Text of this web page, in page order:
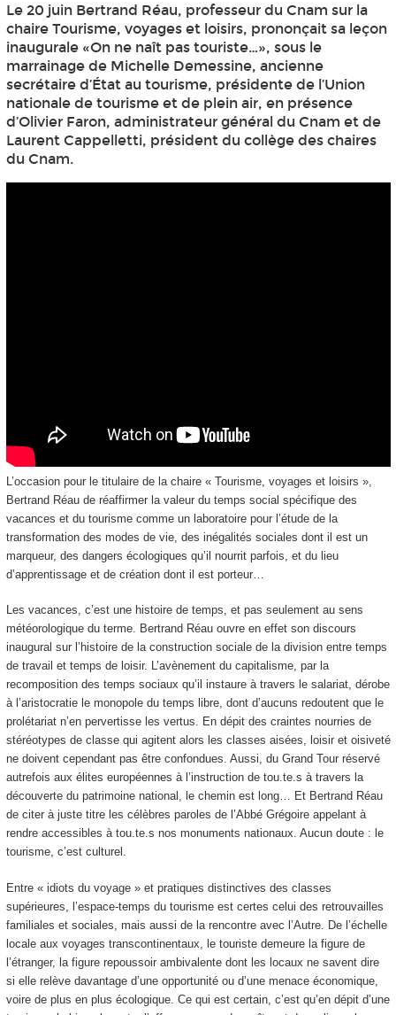
Le 20 juin Bertrand Réau, professeur du Cnam sur la
chaire Tourisme, voyages et loisirs, prononçait sa leçon
inaugurale «On ne naît pas touriste…», sous le
marrainage de Michelle Demessine, ancienne
secrétaire d’État au tourisme, présidente de l’Union
nationale de tourisme et de plein air, en présence
d’Olivier Faron, administrateur général du Cnam et de
Laurent Cappelletti, président du collège des chaires
du Cnam.
L’occasion pour le titulaire de la chaire « Tourisme, voyages et loisirs »,
Bertrand Réau de réaffirmer la valeur du temps social spécifique des
vacances et du tourisme comme un laboratoire pour l’étude de la
transformation des modes de vie, des inégalités sociales dont il est un
marqueur, des dangers écologiques qu’il nourrit parfois, et du lieu
d’apprentissage et de création dont il est porteur…
Les vacances, c’est une histoire de temps, et pas seulement au sens
météorologique du terme. Bertrand Réau ouvre en effet son discours
inaugural sur l’histoire de la construction sociale de la division entre temps
de travail et temps de loisir. L’avènement du capitalisme, par la
recomposition des temps sociaux qu’il instaure à travers le salariat, dérobe
à l’aristocratie le monopole du temps libre, dont d’aucuns redoutent que le
prolétariat n’en pervertisse les vertus. En dépit des craintes nourries de
stéréotypes de classe qui agitent alors les classes aisées, loisir et oisiveté
ne doivent cependant pas être confondues. Aussi, du Grand Tour réservé
autrefois aux élites européennes à l’instruction de tou.te.s à travers la
découverte du patrimoine national, le chemin est long… Et Bertrand Réau
de citer à juste titre les célèbres paroles de l’Abbé Grégoire appelant à
rendre accessibles à tou.te.s nos monuments nationaux. Aucun doute : le
tourisme, c’est culturel.
Entre « idiots du voyage » et pratiques distinctives des classes
supérieures, l’espace-temps du tourisme est certes celui des retrouvailles
familiales et sociales, mais aussi de la rencontre avec l’Autre. De l’échelle
locale aux voyages transcontinentaux, le touriste demeure la figure de
l’étranger, la figure repoussoir ambivalente dont les locaux ne savent dire
si elle relève davantage d’une opportunité ou d’une menace économique,
voire de plus en plus écologique. Ce qui est certain, c’est qu’en dépit d’une